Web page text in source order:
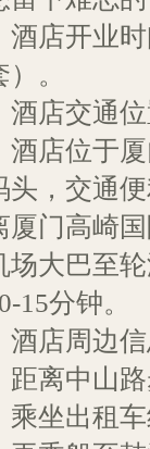
开业时
）。
交通位
位于厦
头，交通
厦门高崎
场大巴至
15分钟。
周边信
中山路
乘坐出租